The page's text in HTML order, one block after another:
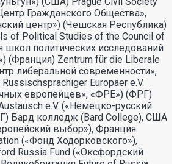
Гражданского Общества»,
центр») (Чешская Республика)
of Political Studies of the Council of
школ политических исследований
(Франция) Zentrum für die Liberale
либеральной современности»,
Europäer e.V.
европейцев», «ФРЕ») (ФРГ)
e.V. («Немецко-русский
Бард колледж (Bard College), США
выбор»), Франция
(«Фонд Ходорковского»),
Russia Fund («Оксфордский